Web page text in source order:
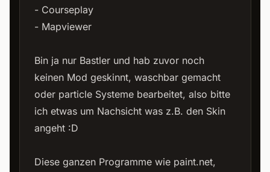
- Courseplay
- Mapviewer
Bin ja nur Bastler und hab zuvor noch
keinen Mod geskinnt, waschbar gemacht
oder particle Systeme bearbeitet, also bitte
ich etwas um Nachsicht was z.B. den Skin
angeht :D
Diese ganzen Programme wie paint.net,